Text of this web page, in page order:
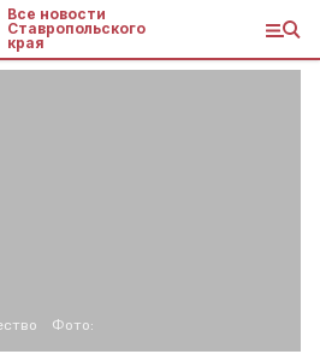
Все новости
Ставропольского
края
Фото: